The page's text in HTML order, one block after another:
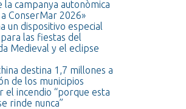
la campanya autonòmica
ConserMar 2026»
un dispositivo especial
las fiestas del
Medieval y el eclipse
destina 1,7 millones a
de los municipios
el incendio “porque esta
rinde nunca”